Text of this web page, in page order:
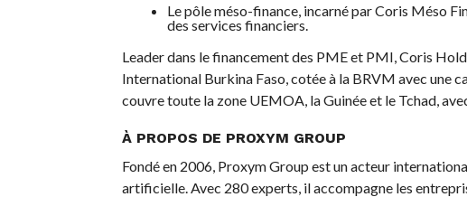
Le pôle méso-finance, incarné par Coris Méso
des services financiers.
Leader dans le financement des PME et PMI, Coris
International Burkina Faso, cotée à la BRVM avec une
couvre toute la zone UEMOA, la Guinée et le Tchad,
À PROPOS DE PROXYM GROUP
Fondé en 2006, Proxym Group est un acteur
artificielle. Avec 280 experts, il accompagne les